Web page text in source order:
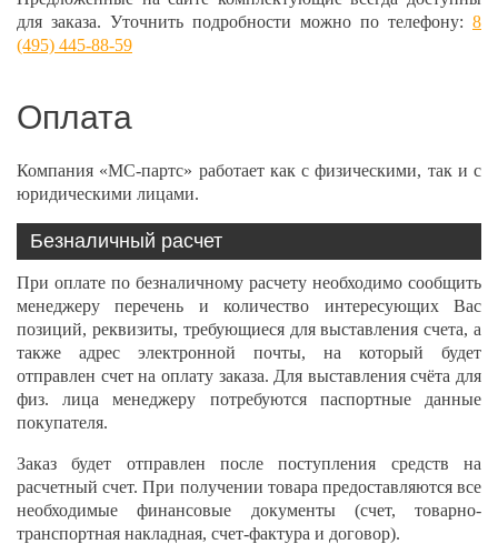
для заказа. Уточнить подробности можно по телефону: 8
(495) 445-88-59
Оплата
Компания «МС-партс» работает как с физическими, так и с
юридическими лицами.
Безналичный расчет
При оплате по безналичному расчету необходимо сообщить
менеджеру перечень и количество интересующих Вас
позиций, реквизиты, требующиеся для выставления счета, а
также адрес электронной почты, на который будет
отправлен счет на оплату заказа. Для выставления счёта для
физ. лица менеджеру потребуются паспортные данные
покупателя.
Заказ будет отправлен после поступления средств на
расчетный счет. При получении товара предоставляются все
необходимые финансовые документы (счет, товарно-
транспортная накладная, счет-фактура и договор).